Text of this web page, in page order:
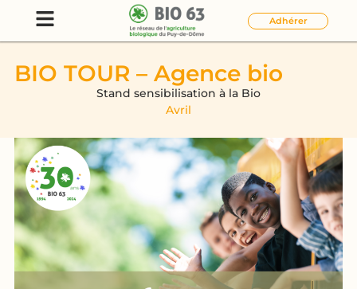
Adhérer
BIO TOUR – Agence bio
Stand sensibilisation à la Bio
Avril